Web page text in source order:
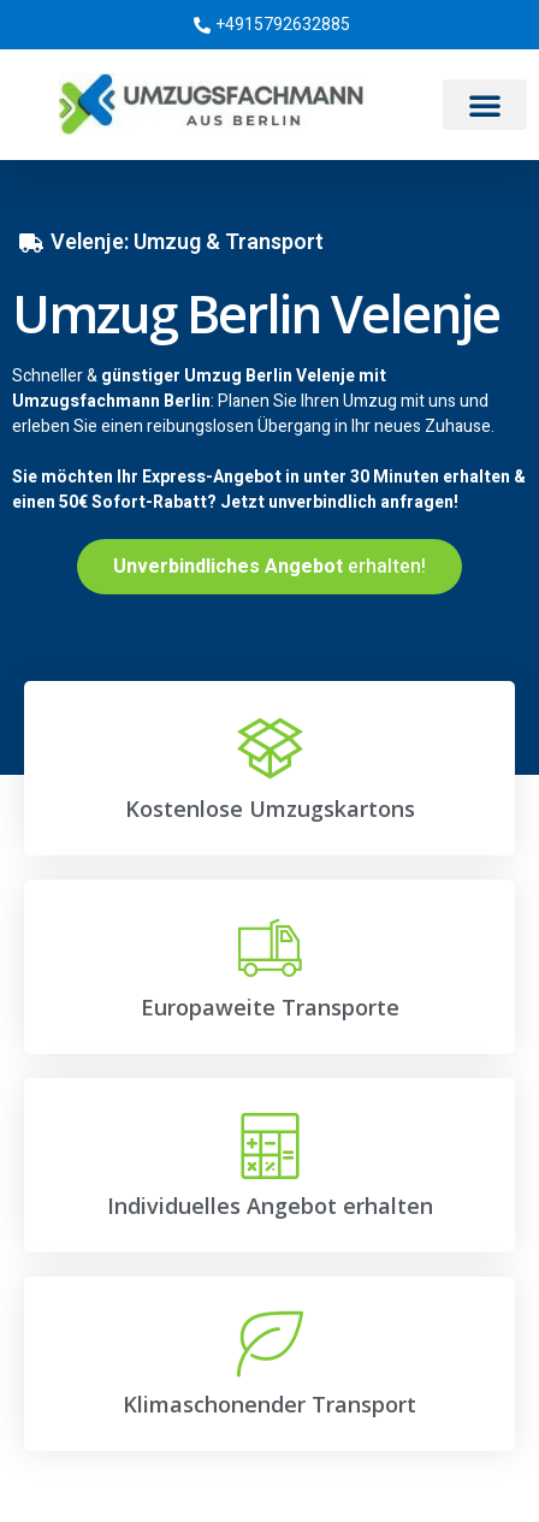
+4915792632885
Velenje: Umzug & Transport
Umzug Berlin Velenje
Schneller &günstiger Umzug Berlin Velenje mit
Umzugsfachmann Berlin: Planen Sie Ihren Umzug mit uns und
erleben Sie einen reibungslosen Übergang in Ihr neues Zuhause.
Sie möchten Ihr Express-Angebot in unter 30 Minuten erhalten &
einen50€Sofort-Rabatt? Jetzt unverbindlich anfragen!
Unverbindliches Angebot erhalten!
Kostenlose Umzugskartons
Europaweite Transporte
Individuelles Angebot erhalten
Klimaschonender Transport